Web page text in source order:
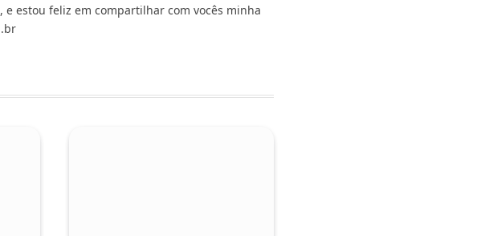
e estou feliz em compartilhar com vocês minha